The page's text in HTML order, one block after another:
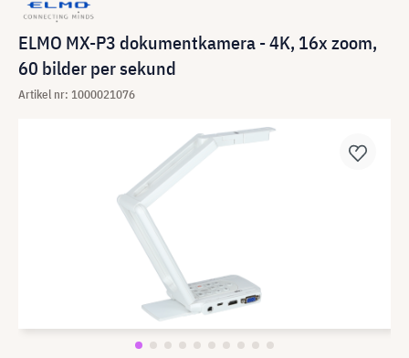
ELMO MX-P3 dokumentkamera - 4K, 16x zoom,
60 bilder per sekund
Artikel nr: 1000021076